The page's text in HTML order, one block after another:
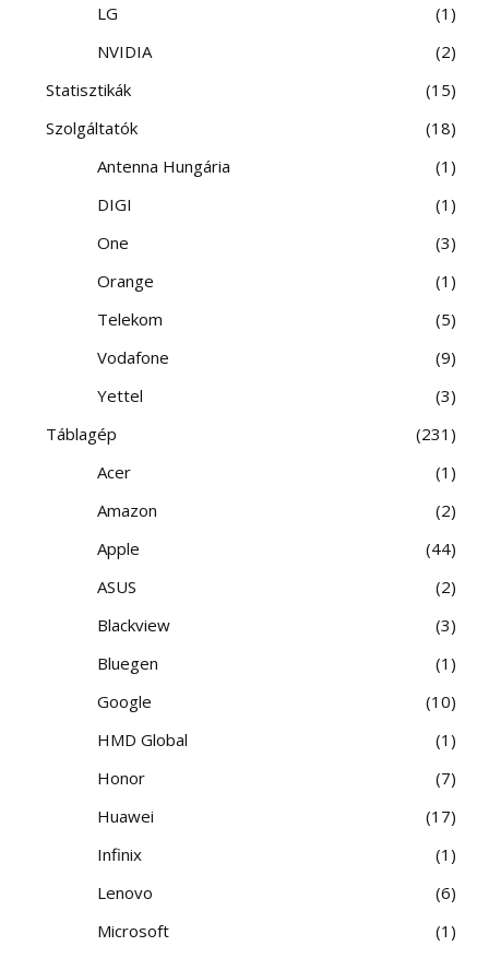
LG
1
NVIDIA
2
Statisztikák
15
Szolgáltatók
18
Antenna Hungária
1
DIGI
1
One
3
Orange
1
Telekom
5
Vodafone
9
Yettel
3
Táblagép
231
Acer
1
Amazon
2
Apple
44
ASUS
2
Blackview
3
Bluegen
1
Google
10
HMD Global
1
Honor
7
Huawei
17
Infinix
1
Lenovo
6
Microsoft
1